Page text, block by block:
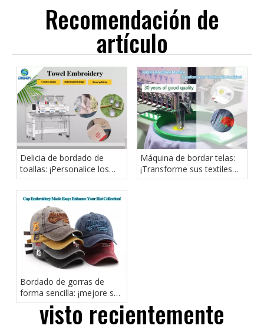
Recomendación de
artículo
Delicia de bordado de
toallas: ¡Personalice los
elementos esenciales de
su baño!
Máquina de bordar telas:
¡Transforme sus textiles
con precisión!
Bordado de gorras de
forma sencilla: ¡mejore su
colección de gorras!
visto recientemente